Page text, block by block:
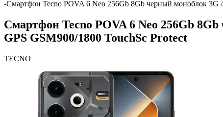
-Смартфон Tecno POVA 6 Neo 256Gb 8Gb черный моноблок 3G
Смартфон Tecno POVA 6 Neo 256Gb
GPS GSM900/1800 TouchSc Protect
TECNO